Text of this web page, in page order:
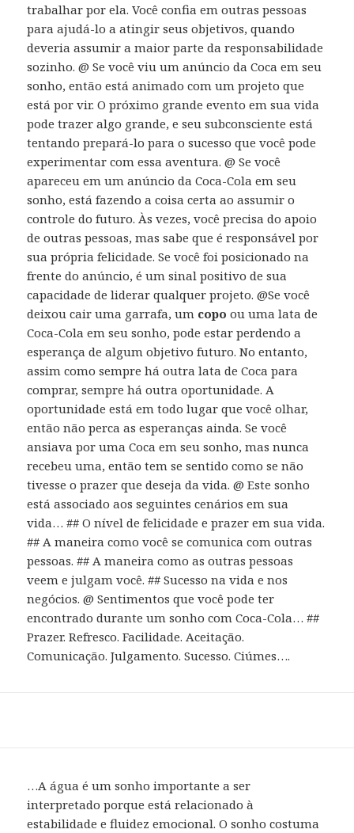
trabalhar por ela. Você confia em outras pessoas
para ajudá-lo a atingir seus objetivos, quando
deveria assumir a maior parte da responsabilidade
sozinho. @ Se você viu um anúncio da Coca em seu
sonho, então está animado com um projeto que
está por vir. O próximo grande evento em sua vida
pode trazer algo grande, e seu subconsciente está
tentando prepará-lo para o sucesso que você pode
experimentar com essa aventura. @ Se você
apareceu em um anúncio da Coca-Cola em seu
sonho, está fazendo a coisa certa ao assumir o
controle do futuro. Às vezes, você precisa do apoio
de outras pessoas, mas sabe que é responsável por
sua própria felicidade. Se você foi posicionado na
frente do anúncio, é um sinal positivo de sua
capacidade de liderar qualquer projeto. @Se você
deixou cair uma garrafa, um copo ou uma lata de
Coca-Cola em seu sonho, pode estar perdendo a
esperança de algum objetivo futuro. No entanto,
assim como sempre há outra lata de Coca para
comprar, sempre há outra oportunidade. A
oportunidade está em todo lugar que você olhar,
então não perca as esperanças ainda. Se você
ansiava por uma Coca em seu sonho, mas nunca
recebeu uma, então tem se sentido como se não
tivesse o prazer que deseja da vida. @ Este sonho
está associado aos seguintes cenários em sua
vida… ## O nível de felicidade e prazer em sua vida.
## A maneira como você se comunica com outras
pessoas. ## A maneira como as outras pessoas
veem e julgam você. ## Sucesso na vida e nos
negócios. @ Sentimentos que você pode ter
encontrado durante um sonho com Coca-Cola… ##
Prazer. Refresco. Facilidade. Aceitação.
Comunicação. Julgamento. Sucesso. Ciúmes….
…A água é um sonho importante a ser
interpretado porque está relacionado à
estabilidade e fluidez emocional. O sonho costuma